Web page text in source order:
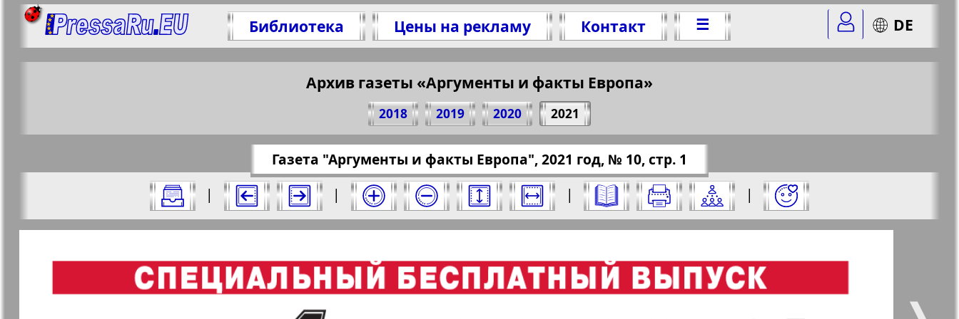
Библиотека Цены на рекламу Контакт ☰ DE
Архив газеты «Аргументы и факты Европа»
2018 2019 2020 2021
Все номера газеты "Аргументы и факты Европа" за 2021 год. Выберите номер и нажмите на него:
Газета "Аргументы и факты Европа", 2021 год, № 10, стр. 1
|
| | |
Страницы газеты "Аргументы и факты Европа". Номер: 10, 2021 год. Выберите страницу и нажмите на нее:
2
Отправить
Поделитесь 1 стр. газеты "Аргументы и факты Европа", № 10, 2021 г.
(Нажмите, чтобы скопировать ссылку)
https://pressaru.eu/?pub=argumenty-i-fakty-europa&god=2021&nomer=10&str=1
Актуальные газеты и журналы